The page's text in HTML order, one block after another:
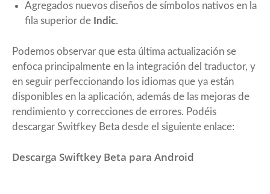
Agregados nuevos diseños de símbolos nativos en la
fila superior de Indic.
Podemos observar que esta última actualización se
enfoca principalmente en la integración del traductor, y
en seguir perfeccionando los idiomas que ya están
disponibles en la aplicación, además de las mejoras de
rendimiento y correcciones de errores. Podéis
descargar Switfkey Beta desde el siguiente enlace:
Descarga Swiftkey Beta para Android